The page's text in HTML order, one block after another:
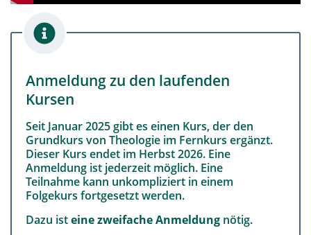
Anmeldung zu den laufenden
Kursen
Seit Januar 2025 gibt es einen Kurs, der den
Grundkurs von Theologie im Fernkurs ergänzt.
Dieser Kurs endet im Herbst 2026. Eine
Anmeldung ist jederzeit möglich. Eine
Teilnahme kann unkompliziert in einem
Folgekurs fortgesetzt werden.
Dazu isteine zweifache Anmeldung nötig.